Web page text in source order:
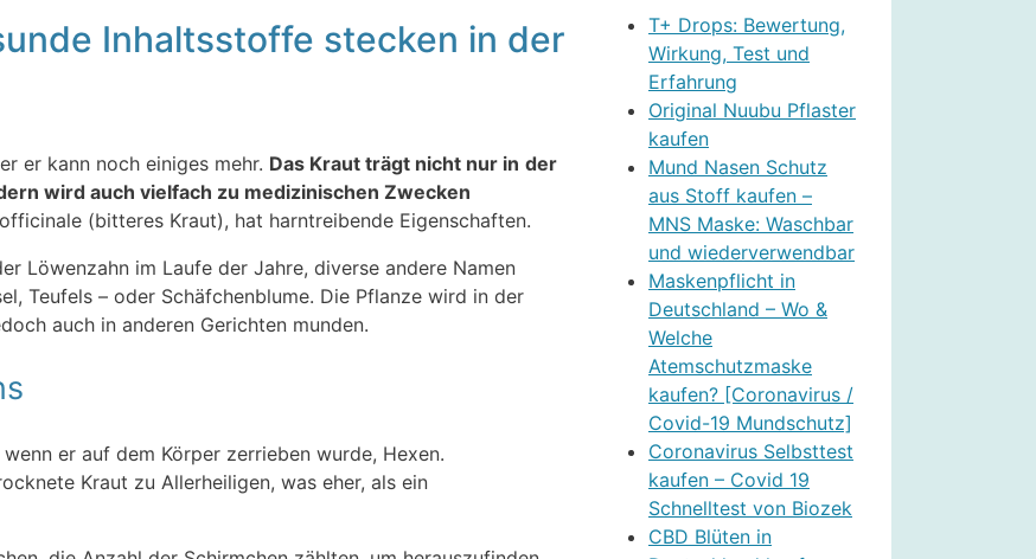
Inhaltsstoffe stecken in der
er kann noch einiges mehr. Das Kraut trägt nicht nur in der
wird auch vielfach zu medizinischen Zwecken
(bitteres Kraut), hat harntreibende Eigenschaften.
Löwenzahn im Laufe der Jahre, diverse andere Namen
Teufels – oder Schäfchenblume. Die Pflanze wird in der
auch in anderen Gerichten munden.
er auf dem Körper zerrieben wurde, Hexen.
Kraut zu Allerheiligen, was eher, als ein
T+ Drops: Bewertung,
Wirkung, Test und
Erfahrung
Original Nuubu Pflaster
kaufen
Mund Nasen Schutz
aus Stoff kaufen –
MNS Maske: Waschbar
und wiederverwendbar
Maskenpflicht in
Deutschland – Wo &
Welche
Atemschutzmaske
kaufen? [Coronavirus /
Covid-19 Mundschutz]
Coronavirus Selbsttest
kaufen – Covid 19
Schnelltest von Biozek
CBD Blüten in